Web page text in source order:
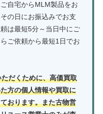
自宅からMLM製品をお
の日にお振込みでお支
は最短5分～当日中にご
ご依頼から最短1日でお
だくために、高価買取
方の個人情報や買取に
おります。また古物営